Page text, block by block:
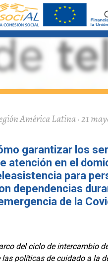
América Latina · 21
garantizar los
atención en el
para
dependencias
de la
del ciclo de intercambio
las políticas de cuidado a la